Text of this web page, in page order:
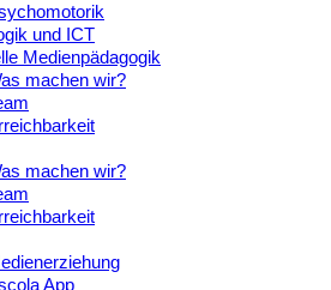
und ICT
Medienpädagogik
machen wir?
machen wir?
App